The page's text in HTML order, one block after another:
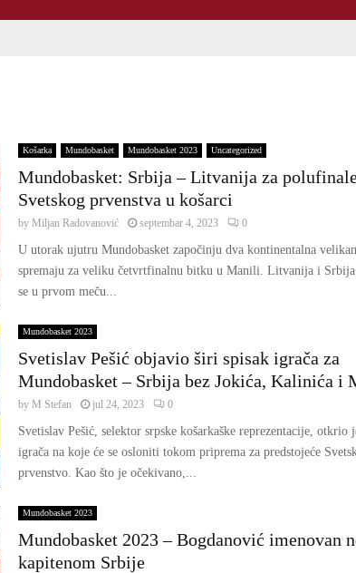
Košarka Mundobasket Mundobasket 2023 Uncategorized
Mundobasket: Srbija – Litvanija za
Svetskog prvenstva u košarci
by Miljan Radovanović septembar 4, 2023 0
U utorak ujutru Mundobasket započinju dva kontinentalna
spremaju za veliku četvrtfinalnu bitku u Manili. Litvanija i Srbija
se u prvom meču...
Mundobasket 2023
Svetislav Pešić objavio širi spisak igrača za
Mundobasket – Srbija bez Jokića, Kalinića i
by M Stefan jul 24, 2023 0
Svetislav Pešić, selektor srpske košarkaške reprezentacije, otkrio
igrača na koje će se osloniti tokom priprema za predstojeće
prvenstvo. Kao što je očekivano,...
Mundobasket 2023
Mundobasket 2023 – Bogdanović imenovan
kapitenom Srbije